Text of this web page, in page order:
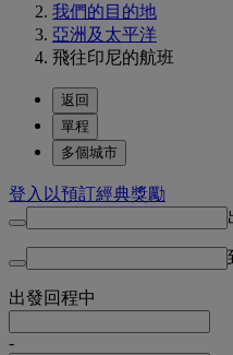
我們的目的地
亞洲及太平洋
飛往印尼的航班
返回
單程
多個城市
登入以預訂經典獎勵
出發回程中
-